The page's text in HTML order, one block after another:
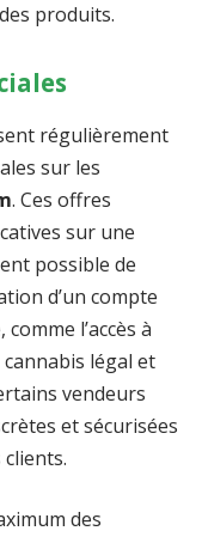
produits.
régulièrement
sur les
. Ces offres
sur une
possible de
d’un compte
l’accès à
légal et
vendeurs
et sécurisées
des